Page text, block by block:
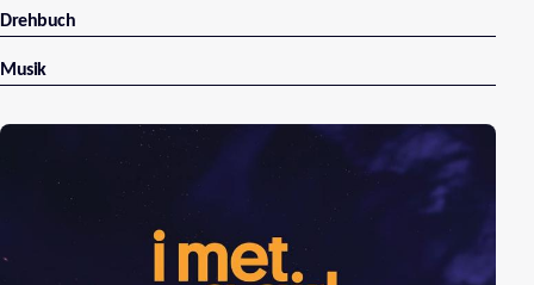
Drehbuch
Musik